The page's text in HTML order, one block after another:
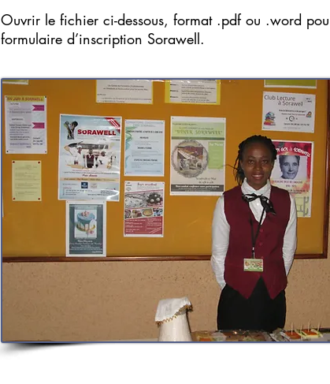
Ouvrir le fichier ci-dessous, format .pdf ou .word
formulaire d’inscription Sorawell.